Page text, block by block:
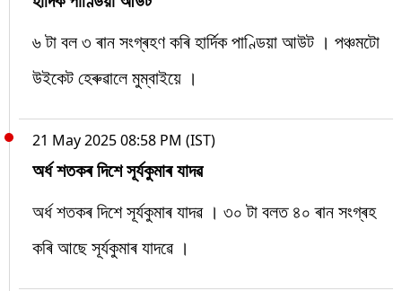
৬ টা বল ৩ ৰান সংগ্ৰহণ কৰি হাৰ্দিক পাণ্ডিয়া আউট । পঞ্চমটো
উইকেট হেৰুৱালে মুম্বাইয়ে ।
21 May 2025 08:58 PM (IST)
অৰ্ধ শতকৰ দিশে সূৰ্যকুমাৰ যাদৱ
অৰ্ধ শতকৰ দিশে সূৰ্যকুমাৰ যাদৱ । ৩০ টা বলত ৪০ ৰান সংগ্ৰহ
কৰি আছে সূৰ্যকুমাৰ যাদৱে ।